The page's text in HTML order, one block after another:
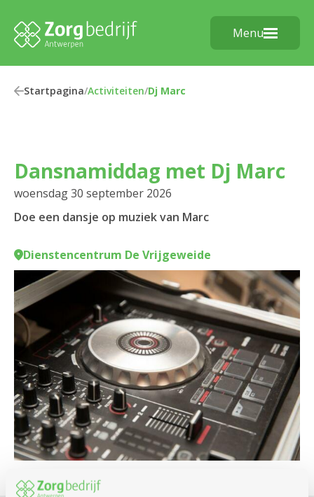
Menu
Startpagina/Activiteiten/Dj Marc
Dansnamiddag met Dj Marc
woensdag 30 september 2026
Doe een dansje op muziek van Marc
Dienstencentrum De Vrijgeweide